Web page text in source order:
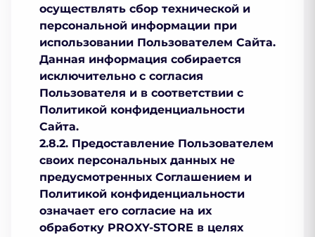
осуществлять сбор технической и
персональной информации при
использовании Пользователем Сайта.
Данная информация собирается
исключительно с согласия
Пользователя и в соответствии с
Политикой конфиденциальности
Сайта.
2.8.2. Предоставление Пользователем
своих персональных данных не
предусмотренных Соглашением и
Политикой конфиденциальности
означает его согласие на их
обработку PROXY-STORE в целях